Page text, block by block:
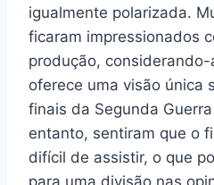
igualmente polarizada.
ficaram impressionados
produção,
oferece uma visão única
finais da Segunda
entanto, sentiram que o
difícil de assistir, o que
para uma divisão nas